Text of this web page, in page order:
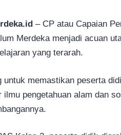
– CP atau Capaian
Merdeka menjadi acuan
yang terarah.
untuk memastikan peserta
ilmu pengetahuan alam dan